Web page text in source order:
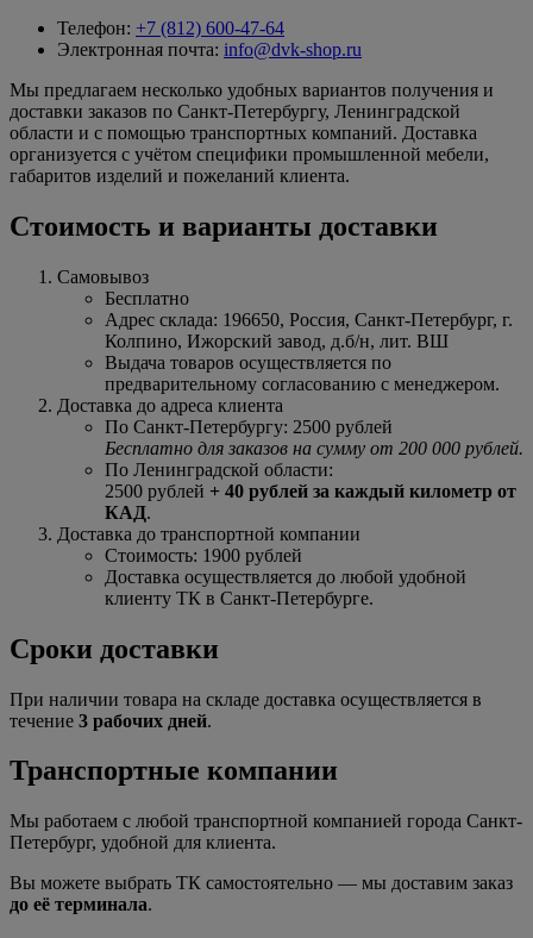
Телефон: +7 (812) 600-47-64
Электронная почта: info@dvk-shop.ru
Мы предлагаем несколько удобных вариантов получения и
доставки заказов по Санкт-Петербургу, Ленинградской
области и с помощью транспортных компаний. Доставка
организуется с учётом специфики промышленной мебели,
габаритов изделий и пожеланий клиента.
Стоимость и варианты доставки
Самовывоз
Бесплатно
Адрес склада: 196650, Россия, Санкт-Петербург, г.
Колпино, Ижорский завод, д.б/н, лит. ВШ
Выдача товаров осуществляется по
предварительному согласованию с менеджером.
Доставка до адреса клиента
По Санкт-Петербургу: 2500 рублей
Бесплатно для заказов на сумму от 200 000 рублей.
По Ленинградской области:
2500 рублей + 40 рублей за каждый километр от
КАД.
Доставка до транспортной компании
Стоимость: 1900 рублей
Доставка осуществляется до любой удобной
клиенту ТК в Санкт-Петербурге.
Сроки доставки
При наличии товара на складе доставка осуществляется в
течение 3 рабочих дней.
Транспортные компании
Мы работаем с любой транспортной компанией города Санкт-
Петербург, удобной для клиента.
Вы можете выбрать ТК самостоятельно — мы доставим заказ
до её терминала.